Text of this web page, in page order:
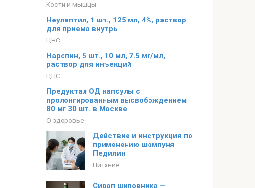
Кости и мышцы
Неулептил, 1 шт., 125 мл, 4%, раствор
для приема внутрь
ЦНС
Наропин, 5 шт., 10 мл, 7.5 мг/мл,
раствор для инъекций
ЦНС
Предуктал ОД капсулы с
пролонгированным высвобождением
80 мг 30 шт. в Москве
О здоровье
Действие и инструкция по
применению шампуня
Педилин
Питание
Сироп шиповника —